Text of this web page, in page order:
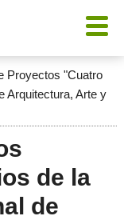
Proyectos "Cuatro
Arquitectura, Arte y
de la
de